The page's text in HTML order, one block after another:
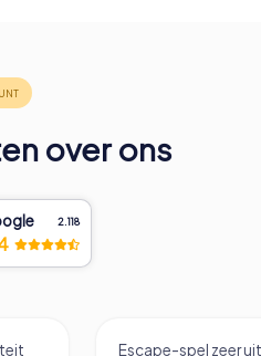
over ons
2.118
Escape-spel zeer